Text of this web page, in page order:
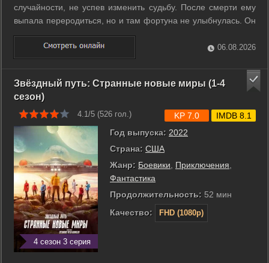
случайности, не успев изменить судьбу. После смерти ему
выпала переродиться, но и там фортуна не улыбнулась. Он
оказался в мире отомэ-игры, где правила жестоки и
мужчины считаются недочеловеками. Новая реальность
требует выживания среди ...
06.08.2026
Звёздный путь: Странные новые миры (1-4
сезон)
4.1/5 (526 гол.)
4 сезон 3 серия
Год выпуска: 2022
Страна: США
Жанр: Боевики Приключения
Фантастика
Продолжительность: 52 мин
Качество:
FHD (1080p)
KP 7.0 IMDB 8.1